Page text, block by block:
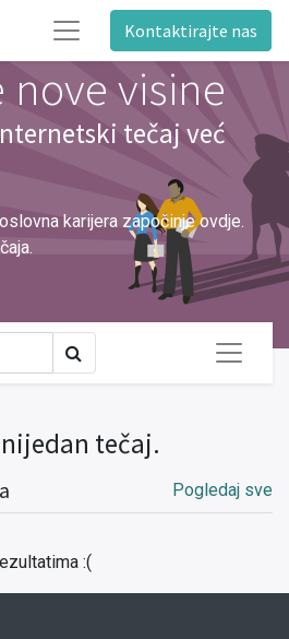
Kontaktirajte nas
nove visine
tečaj već
karijera započinje ovdje.
Pogledaj sve
:(
tečaj.